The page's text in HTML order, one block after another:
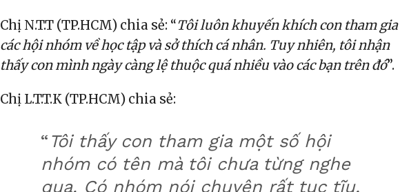
Chị N.T.T (TP.HCM) chia sẻ: “Tôi luôn khuyến khích con tham gia
các hội nhóm về học tập và sở thích cá nhân. Tuy nhiên, tôi nhận
thấy con mình ngày càng lệ thuộc quá nhiều vào các bạn trên đó”.
Chị L.T.T.K (TP.HCM) chia sẻ:
“ Tôi thấy con tham gia một số hội
nhóm có tên mà tôi chưa từng nghe
qua. Có nhóm nói chuyện rất tục tĩu,